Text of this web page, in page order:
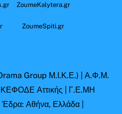
ZoumeKalytera.gr
ZoumeSpiti.gr
Group Μ.Ι.Κ.Ε.) | Α.Φ.Μ.
Αττικής | Γ.Ε.ΜΗ
Αθήνα, Ελλάδα |